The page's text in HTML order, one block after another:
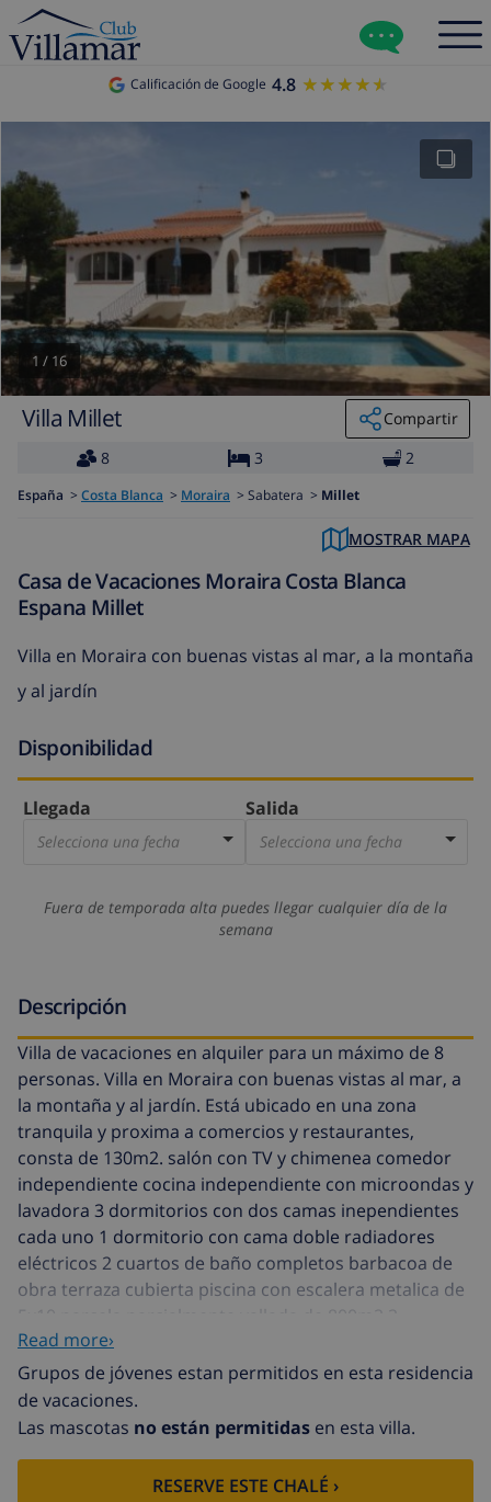
Calificación de Google 4.8 ★★★★★
★★★★★
1 / 16
Villa Millet
Compartir
8
3 2
España > Costa Blanca > Moraira > Sabatera > Millet
MOSTRAR MAPA
Casa de Vacaciones Moraira Costa Blanca
Espana Millet
Villa en Moraira con buenas vistas al mar, a la montaña
y al jardín
Disponibilidad
Llegada
Selecciona una fecha
Salida
Selecciona una fecha
Fuera de temporada alta puedes llegar cualquier día de la
semana
Descripción
Villa de vacaciones en alquiler para un máximo de 8
personas. Villa en Moraira con buenas vistas al mar, a
la montaña y al jardín. Está ubicado en una zona
tranquila y proxima a comercios y restaurantes,
consta de 130m2. salón con TV y chimenea comedor
independiente cocina independiente con microondas y
lavadora 3 dormitorios con dos camas inependientes
cada uno 1 dormitorio con cama doble radiadores
eléctricos 2 cuartos de baño completos barbacoa de
obra terraza cubierta piscina con escalera metalica de
aparcamientos abiertos sobre terreno propio
El uso del aire acondicionado o calefacción tiene coste
adicional que se cobrará a su llegada
Read more›
Grupos de jóvenes estan permitidos en esta residencia
de vacaciones.
Las mascotas no están permitidas en esta villa.
RESERVE ESTE CHALÉ ›